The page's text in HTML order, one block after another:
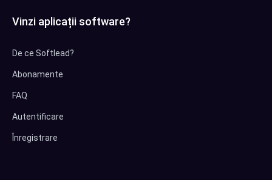
Vinzi aplicații software?
De ce Softlead?
Abonamente
FAQ
Autentificare
Înregistrare